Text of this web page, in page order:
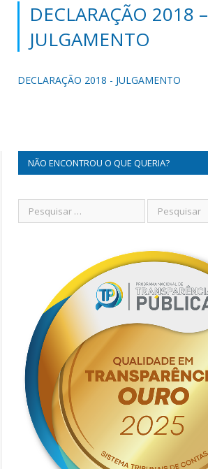
DECLARAÇÃO 2018 –
JULGAMENTO
DECLARAÇÃO 2018 - JULGAMENTO
NÃO ENCONTROU O QUE QUERIA?